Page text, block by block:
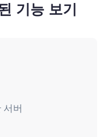
기능 보기
버